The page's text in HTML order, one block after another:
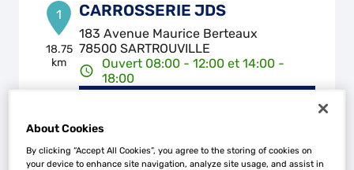
1
18.75
km
CARROSSERIE JDS
183 Avenue Maurice Berteaux
78500 SARTROUVILLE
Ouvert 08:00 - 12:00 et 14:00 -
18:00
About Cookies
By clicking “Accept All Cookies”, you agree to the storing of cookies on
your device to enhance site navigation, analyze site usage, and assist in